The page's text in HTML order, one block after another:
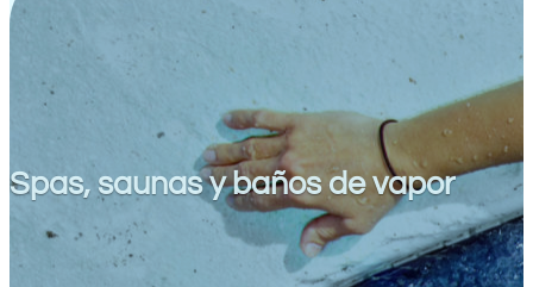
Spas, saunas y baños de vapor